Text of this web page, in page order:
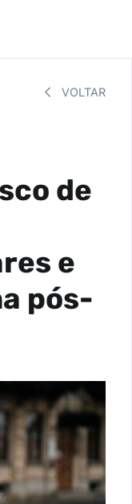
VOLTAR
de
e
pós-